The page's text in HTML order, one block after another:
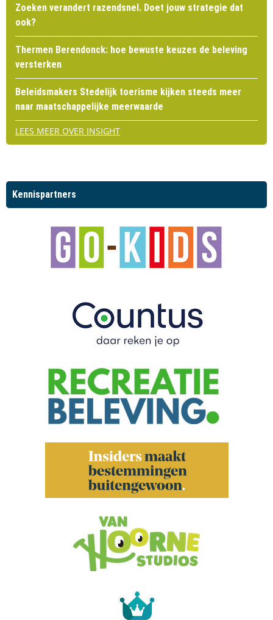
Zoeken verandert razendsnel. Doet jouw strategie dat
ook?
Thermen Berendonck: hoe bewuste keuzes de beleving
versterken
Beleidsmakers Stedelijk toerisme kijken steeds meer
naar maatschappelijke meerwaarde
LEES MEER OVER INSIGHT
Kennispartners